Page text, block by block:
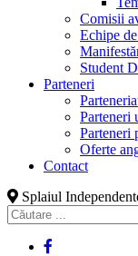
Comisii
Echipe
Student
Parteneri
Parteneri
Parteneri
Oferte
Contact
Splaiul